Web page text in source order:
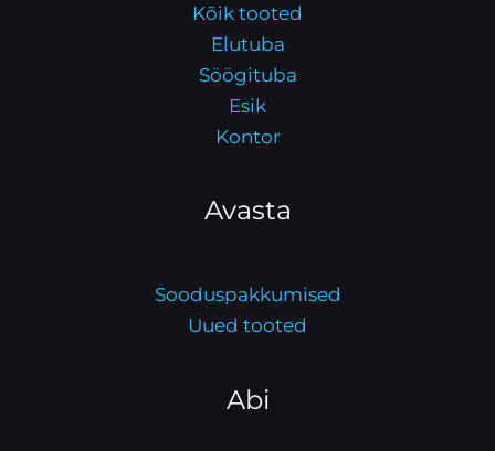
Kõik tooted
Elutuba
Söögituba
Esik
Kontor
Avasta
Sooduspakkumised
Uued tooted
Abi